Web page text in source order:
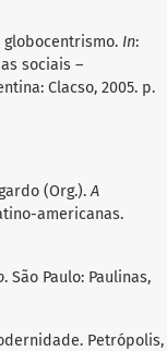
globocentrismo. In:
sociais –
Clacso, 2005. p.
(Org.).A
americanas.
. São Paulo: Paulinas,
Petrópolis,